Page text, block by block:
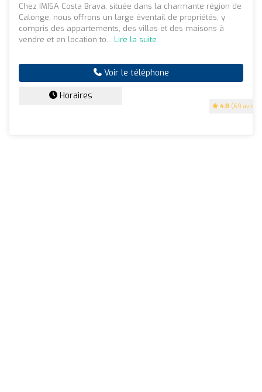
4.8 (69 avis)
Chez IMISA Costa Brava, située dans la charmante région de
Calonge, nous offrons un large éventail de propriétés, y
compris des appartements, des villas et des maisons à
vendre et en location to... Lire la suite
Voir le téléphone
Horaires